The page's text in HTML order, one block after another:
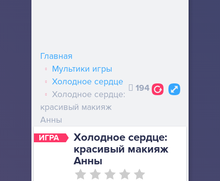
ИГРА
Холодное сердце:
красивый макияж
Анны
Главная
Мультики игры
Холодное сердце
Холодное сердце:
красивый макияж
Анны
194